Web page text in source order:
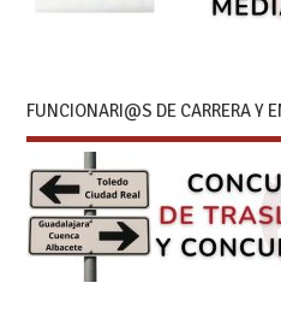
FUNCIONARI@S DE CARRERA Y